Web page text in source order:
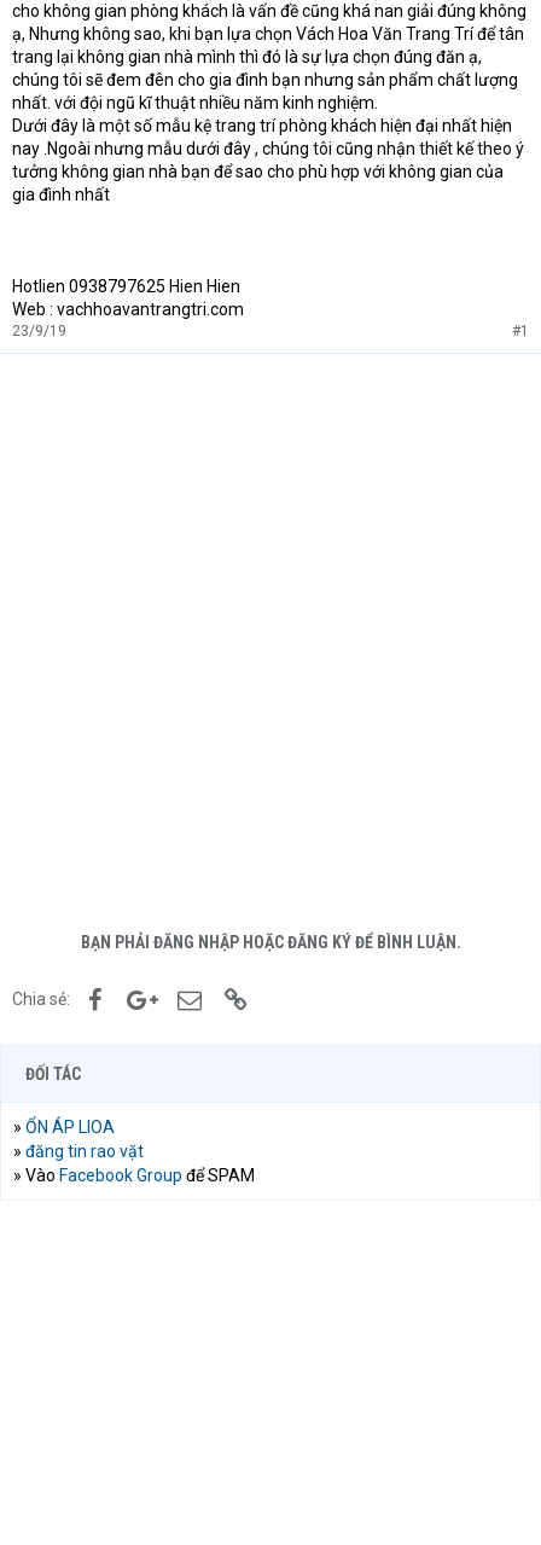
cho không gian phòng khách là vấn đề cũng khá nan giải đúng không
ạ, Nhưng không sao, khi bạn lựa chọn Vách Hoa Văn Trang Trí để tân
trang lại không gian nhà mình thì đó là sự lựa chọn đúng đăn ạ,
chúng tôi sẽ đem đên cho gia đình bạn nhưng sản phẩm chất lượng
nhất. với đội ngũ kĩ thuật nhiều năm kinh nghiệm.
Dưới đây là một số mẫu kệ trang trí phòng khách hiện đại nhất hiện
nay .Ngoài nhưng mẫu dưới đây , chúng tôi cũng nhận thiết kế theo ý
tưởng không gian nhà bạn để sao cho phù hợp với không gian của
gia đình nhất
Hotlien 0938797625 Hien Hien
Web : vachhoavantrangtri.com
23/9/19 #1
BẠN PHẢI ĐĂNG NHẬP HOẶC ĐĂNG KÝ ĐỂ BÌNH LUẬN.
Chia sẻ: FacebookGoogle+Email
ĐỐI TÁC
» ỔN ÁP LIOA
» đăng tin rao vặt
» Vào Facebook Group để SPAM